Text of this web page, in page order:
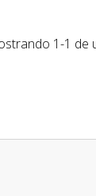
1-1 de